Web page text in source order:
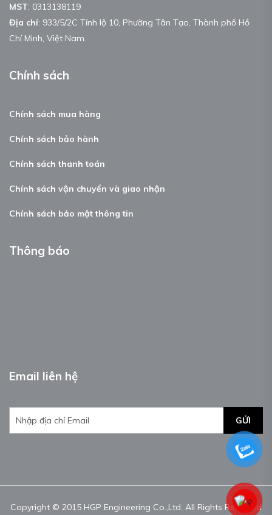
MST: 0313138119
Địa chỉ: 933/5/2C Tỉnh lộ 10, Phường Tân Tạo, Thành phố Hồ
Chí Minh, Việt Nam.
Chính sách
Chính sách mua hàng
Chính sách bảo hành
Chính sách thanh toán
Chính sách vận chuyển và giao nhận
Chính sách bảo mật thông tin
Thông báo
Email liên hệ
GỬI
Copyright © 2015 HGP Engineering Co.,Ltd. All Rights Reserved